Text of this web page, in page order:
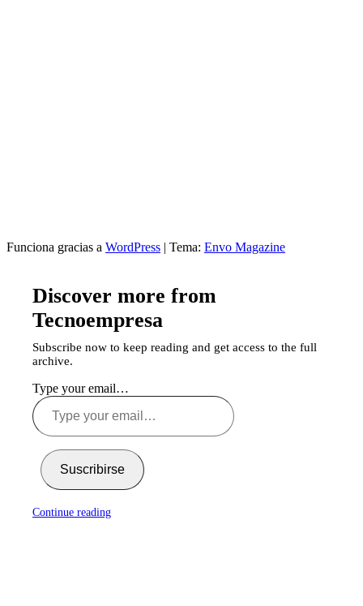
Funciona gracias a WordPress | Tema: Envo Magazine
Discover more from
Tecnoempresa
Subscribe now to keep reading and get access to the full
archive.
Type your email…
Suscribirse
Continue reading